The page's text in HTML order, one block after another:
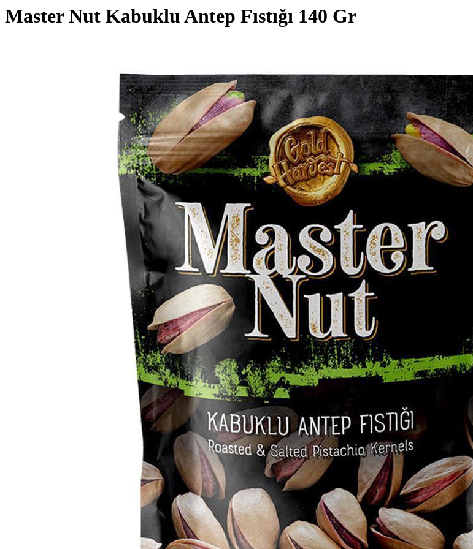
Master Nut Kabuklu Antep Fıstığı 140 Gr